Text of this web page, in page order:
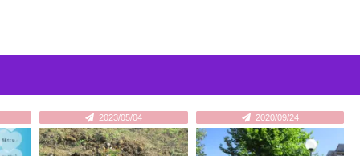
2023/05/04 2020/09/24